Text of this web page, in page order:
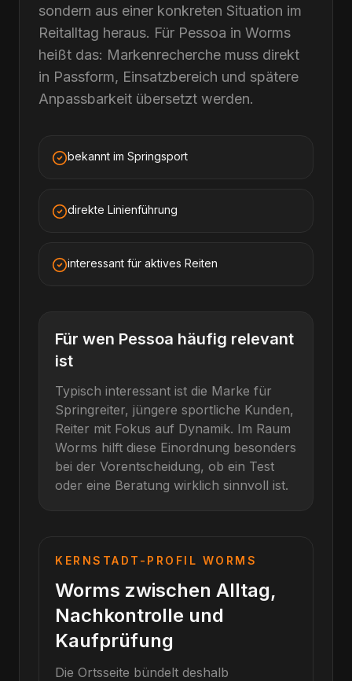
sondern aus einer konkreten Situation im
Reitalltag heraus. Für Pessoa in Worms
heißt das: Markenrecherche muss direkt
in Passform, Einsatzbereich und spätere
Anpassbarkeit übersetzt werden.
bekannt im Springsport
direkte Linienführung
interessant für aktives Reiten
Für wen Pessoa häufig relevant
ist
Typisch interessant ist die Marke für
Springreiter, jüngere sportliche Kunden,
Reiter mit Fokus auf Dynamik. Im Raum
Worms hilft diese Einordnung besonders
bei der Vorentscheidung, ob ein Test
oder eine Beratung wirklich sinnvoll ist.
KERNSTADT-PROFIL WORMS
Worms zwischen Alltag,
Nachkontrolle und
Kaufprüfung
Die Ortsseite bündelt deshalb